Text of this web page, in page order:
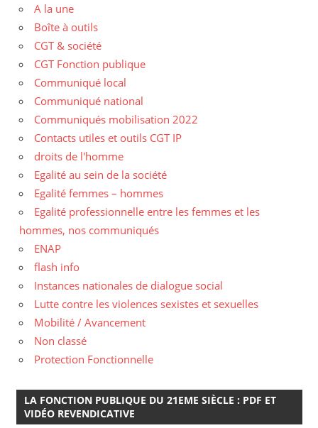
A la une
Boîte à outils
CGT & société
CGT Fonction publique
Communiqué local
Communiqué national
Communiqués mobilisation 2022
Contacts utiles et outils CGT IP
droits de l'homme
Egalité au sein de la société
Egalité femmes – hommes
Egalité professionnelle entre les femmes et les
hommes, nos communiqués
ENAP
flash info
Instances nationales de dialogue social
Lutte contre les violences sexistes et sexuelles
Mobilité / Avancement
Non classé
Protection Fonctionnelle
LA FONCTION PUBLIQUE DU 21EME SIÈCLE : PDF ET
VIDÉO REVENDICATIVE